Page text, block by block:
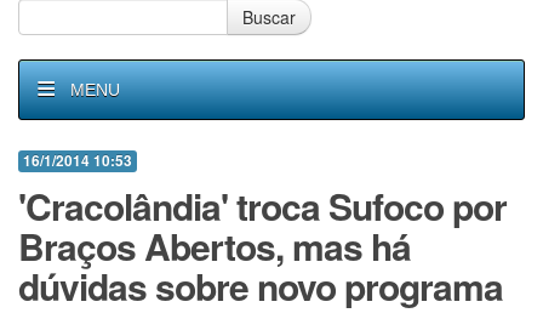
Buscar
MENU
16/1/2014 10:53
'Cracolândia' troca Sufoco por
Braços Abertos, mas há
dúvidas sobre novo programa